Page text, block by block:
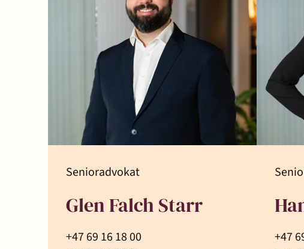
Senioradvokat
Glen Falch Starr
+47 69 16 18 00
+47